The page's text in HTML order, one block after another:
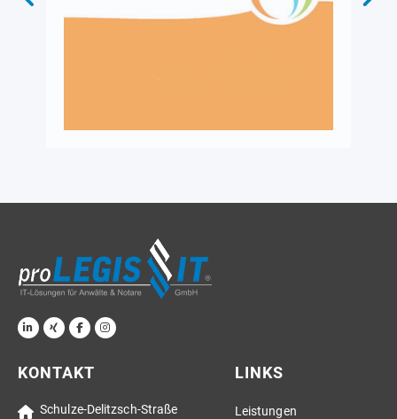
KONTAKT
Schulze-Delitzsch-Straße
LINKS
Leistungen